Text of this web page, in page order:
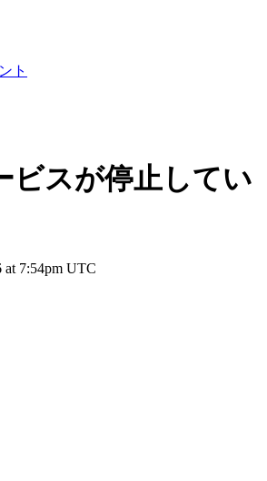
ト
ビスが停止してい
7:54pm UTC